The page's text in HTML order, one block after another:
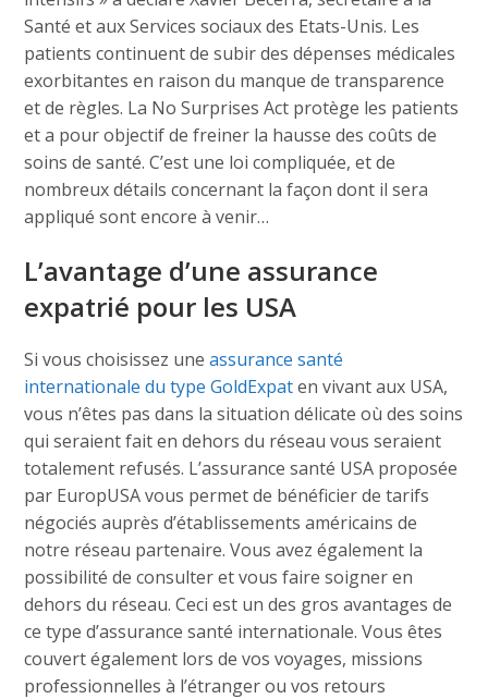
Santé et aux Services sociaux des Etats-Unis. Les
patients continuent de subir des dépenses médicales
exorbitantes en raison du manque de transparence
et de règles. La No Surprises Act protège les patients
et a pour objectif de freiner la hausse des coûts de
soins de santé. C’est une loi compliquée, et de
nombreux détails concernant la façon dont il sera
appliqué sont encore à venir…
L’avantage d’une assurance
expatrié pour les USA
Si vous choisissez uneassurance santé
internationale du type GoldExpaten vivant aux USA,
vous n’êtes pas dans la situation délicate où des soins
qui seraient fait en dehors du réseau vous seraient
totalement refusés. L’assurance santé USA proposée
par EuropUSA vous permet de bénéficier de tarifs
négociés auprès d’établissements américains de
notre réseau partenaire. Vous avez également la
possibilité de consulter et vous faire soigner en
dehors du réseau. Ceci est un des gros avantages de
ce type d’assurance santé internationale. Vous êtes
couvert également lors de vos voyages, missions
professionnelles à l’étranger ou vos retours